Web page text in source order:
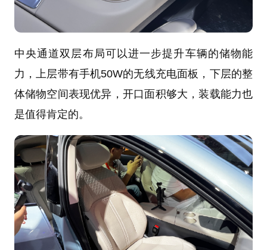
中央通道双层布局可以进一步提升车辆的储物能
力，上层带有手机50W的无线充电面板，下层的整
体储物空间表现优异，开口面积够大，装载能力也
是值得肯定的。